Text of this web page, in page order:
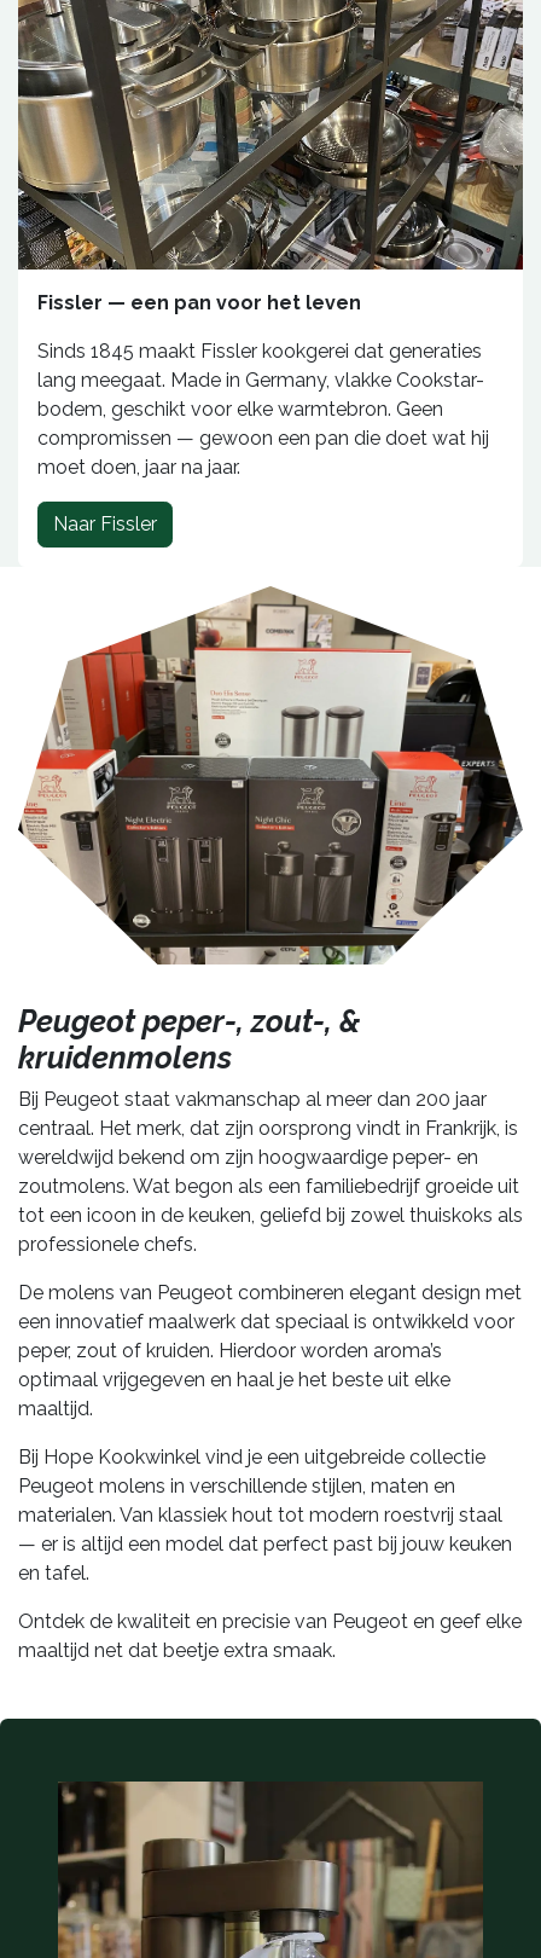
Fissler — een pan voor het leven
Sinds 1845 maakt Fissler kookgerei dat generaties
lang meegaat. Made in Germany, vlakke Cookstar-
bodem, geschikt voor elke warmtebron. Geen
compromissen — gewoon een pan die doet wat hij
moet doen, jaar na jaar.
Naar Fissler
Peugeot peper-, zout-, &
kruidenmolens
Bij Peugeot staat vakmanschap al meer dan 200 jaar
centraal. Het merk, dat zijn oorsprong vindt in Frankrijk, is
wereldwijd bekend om zijn hoogwaardige peper- en
zoutmolens. Wat begon als een familiebedrijf groeide uit
tot een icoon in de keuken, geliefd bij zowel thuiskoks als
professionele chefs.
De molens van Peugeot combineren elegant design met
een innovatief maalwerk dat speciaal is ontwikkeld voor
peper, zout of kruiden. Hierdoor worden aroma’s
optimaal vrijgegeven en haal je het beste uit elke
maaltijd.
Bij Hope Kookwinkel vind je een uitgebreide collectie
Peugeot molens in verschillende stijlen, maten en
materialen. Van klassiek hout tot modern roestvrij staal
— er is altijd een model dat perfect past bij jouw keuken
en tafel.
Ontdek de kwaliteit en precisie van Peugeot en geef elke
maaltijd net dat beetje extra smaak.